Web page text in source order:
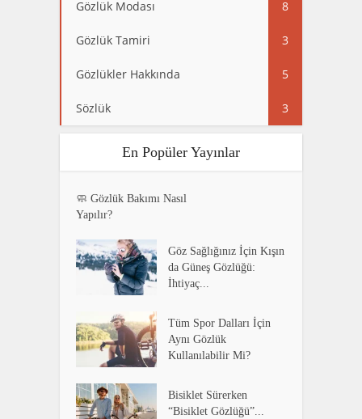
Gözlük Modası 8
Gözlük Tamiri 3
Gözlükler Hakkında 5
Sözlük 3
En Popüler Yayınlar
🧼 Gözlük Bakımı Nasıl
Yapılır?
Göz Sağlığınız İçin Kışın
da Güneş Gözlüğü:
İhtiyaç...
Tüm Spor Dalları İçin
Aynı Gözlük
Kullanılabilir Mi?
Bisiklet Sürerken
“Bisiklet Gözlüğü”...